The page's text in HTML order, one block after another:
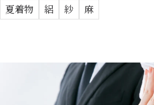
夏着物
絽 紗 麻